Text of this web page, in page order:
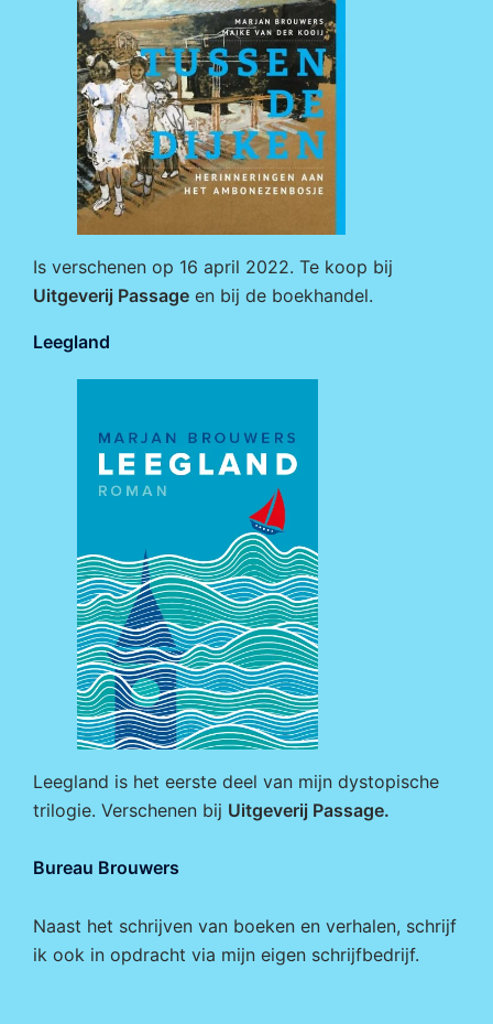
Is verschenen op 16 april 2022. Te koop bij
Uitgeverij Passage en bij de boekhandel.
Leegland
Leegland is het eerste deel van mijn dystopische
trilogie. Verschenen bij Uitgeverij Passage.
Bureau Brouwers
Naast het schrijven van boeken en verhalen, schrijf
ik ook in opdracht via mijn eigen schrijfbedrijf.